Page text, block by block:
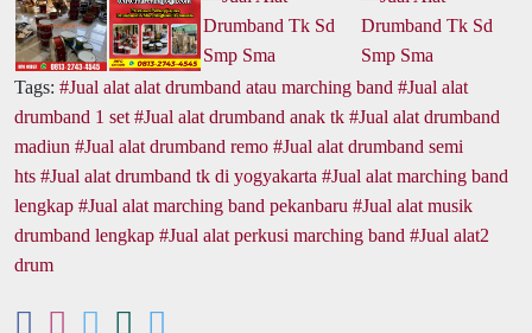
Tags: Jual alat alat drumband atau marching band
Jual alat
drumband 1 set
Jual alat drumband anak tk
Jual alat drumband
madiun
Jual alat drumband remo
Jual alat drumband semi
hts
Jual alat drumband tk di yogyakarta
Jual alat marching band
lengkap
Jual alat marching band pekanbaru
Jual alat musik
drumband lengkap
Jual alat perkusi marching band
Jual alat2
drum